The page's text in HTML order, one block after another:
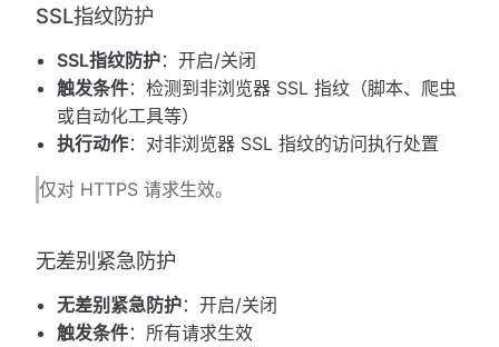
SSL指纹防护
SSL指纹防护：开启/关闭
触发条件：检测到非浏览器 SSL 指纹（脚本、爬虫
或自动化工具等）
执行动作：对非浏览器 SSL 指纹的访问执行处置
仅对 HTTPS 请求生效。
无差别紧急防护
无差别紧急防护：开启/关闭
触发条件：所有请求生效